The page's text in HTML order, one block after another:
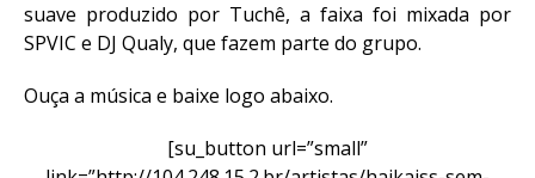
suave produzido por Tuchê, a faixa foi mixada por
SPVIC e DJ Qualy, que fazem parte do grupo.
Ouça a música e baixe logo abaixo.
[su_button url=”small”